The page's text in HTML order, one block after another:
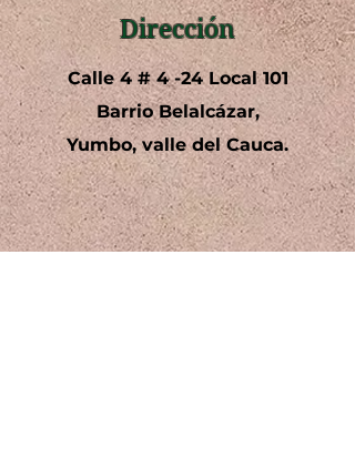
AACU2Y-0038-
AACU2Y-0041-
AACU2Y-0043-
AACU2Y-0051-
Dirección
Calle 4 # 4 -24 Local 101
Barrio Belalcázar,
Yumbo, valle del Cauca.